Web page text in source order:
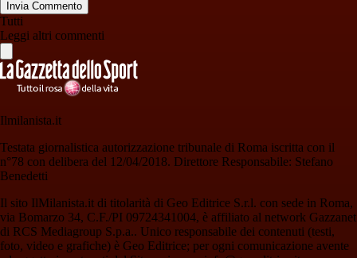
Invia Commento
Tutti
Leggi altri commenti
Ilmilanista.it
Testata giornalistica autorizzazione tribunale di Roma iscritta con il
n°78 con delibera del 12/04/2018. Direttore Responsabile: Stefano
Benedetti
Il sito IlMilanista.it di titolarità di Geo Editrice S.r.l. con sede in Roma,
via Bomarzo 34, C.F./PI 09724341004, è affiliato al network Gazzanet
di RCS Mediagroup S.p.a.. Unico responsabile dei contenuti (testi,
foto, video e grafiche) è Geo Editrice; per ogni comunicazione avente